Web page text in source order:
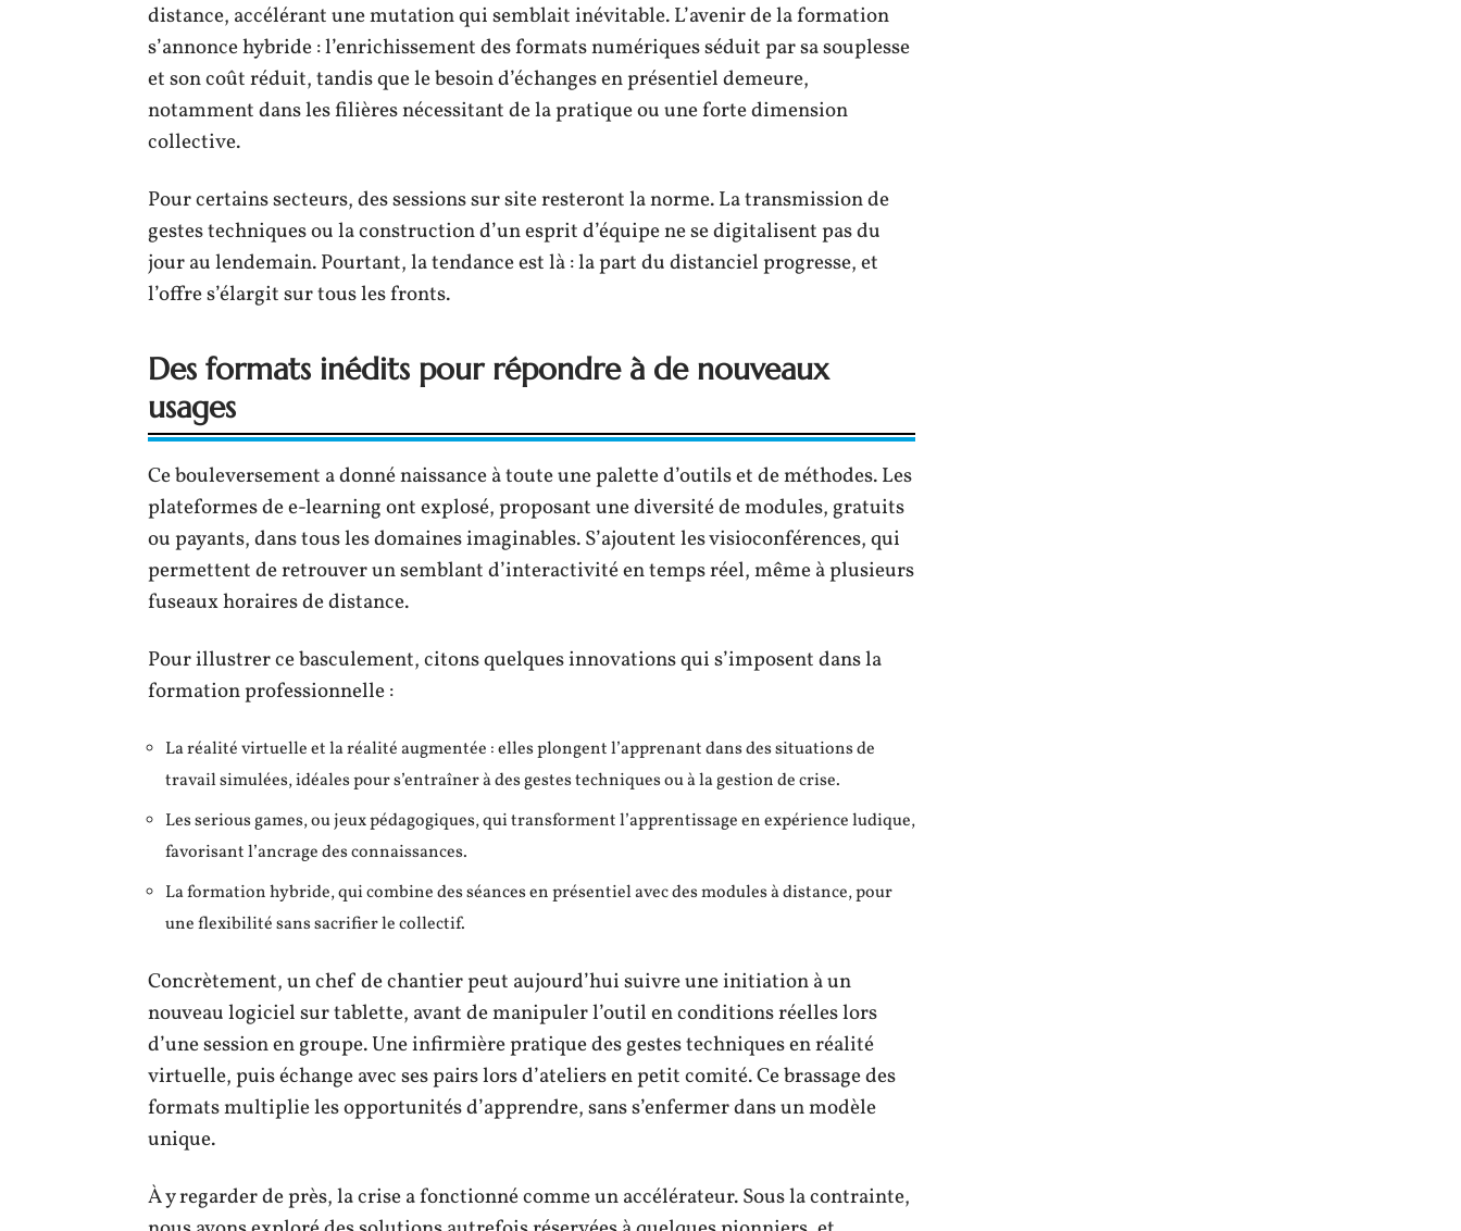
distance, accélérant une mutation qui semblait inévitable. L’avenir de la formation
s’annonce hybride : l’enrichissement des formats numériques séduit par sa souplesse
et son coût réduit, tandis que le besoin d’échanges en présentiel demeure,
notamment dans les filières nécessitant de la pratique ou une forte dimension
collective.
Pour certains secteurs, des sessions sur site resteront la norme. La transmission de
gestes techniques ou la construction d’un esprit d’équipe ne se digitalisent pas du
jour au lendemain. Pourtant, la tendance est là : la part du distanciel progresse, et
l’offre s’élargit sur tous les fronts.
Des formats inédits pour répondre à de nouveaux
usages
Ce bouleversement a donné naissance à toute une palette d’outils et de méthodes. Les
plateformes de e-learning ont explosé, proposant une diversité de modules, gratuits
ou payants, dans tous les domaines imaginables. S’ajoutent les visioconférences, qui
permettent de retrouver un semblant d’interactivité en temps réel, même à plusieurs
fuseaux horaires de distance.
Pour illustrer ce basculement, citons quelques innovations qui s’imposent dans la
formation professionnelle :
La réalité virtuelle et la réalité augmentée : elles plongent l’apprenant dans des situations de
travail simulées, idéales pour s’entraîner à des gestes techniques ou à la gestion de crise.
Les serious games, ou jeux pédagogiques, qui transforment l’apprentissage en expérience ludique,
favorisant l’ancrage des connaissances.
La formation hybride, qui combine des séances en présentiel avec des modules à distance, pour
une flexibilité sans sacrifier le collectif.
Concrètement, un chef de chantier peut aujourd’hui suivre une initiation à un
nouveau logiciel sur tablette, avant de manipuler l’outil en conditions réelles lors
d’une session en groupe. Une infirmière pratique des gestes techniques en réalité
virtuelle, puis échange avec ses pairs lors d’ateliers en petit comité. Ce brassage des
formats multiplie les opportunités d’apprendre, sans s’enfermer dans un modèle
unique.
À y regarder de près, la crise a fonctionné comme un accélérateur. Sous la contrainte,